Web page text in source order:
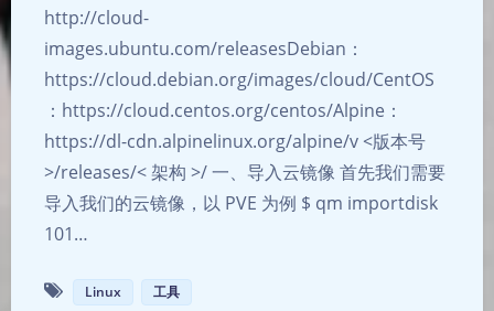
http://cloud-
images.ubuntu.com/releasesDebian：
https://cloud.debian.org/images/cloud/CentOS
：https://cloud.centos.org/centos/Alpine：
https://dl-cdn.alpinelinux.org/alpine/v <版本号
>/releases/< 架构 >/ 一、导入云镜像 首先我们需要
导入我们的云镜像，以 PVE 为例 $ qm importdisk
101…
Linux 工具